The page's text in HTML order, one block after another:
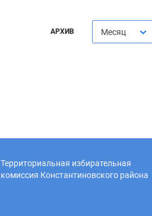
АРХИВ Месяц
Территориальная избирательная
комиссия Константиновского района